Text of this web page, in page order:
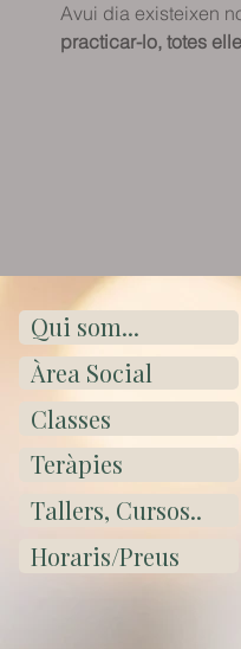
Avui dia existeixen
practicar-lo, totes
Qui som...
Àrea Social
Classes
Teràpies
Tallers, Cursos..
Horaris/Preus